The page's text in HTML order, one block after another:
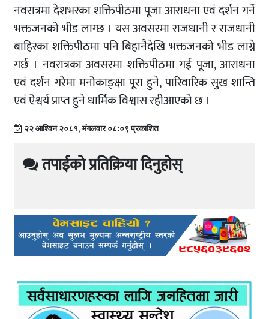
नवरात्रमा देशभरका शक्तिपीठमा पूजा आराधना एवं दर्शन गर्ने
भक्तजनको भीड लाग्छ । यस अवसरमा राजधानी र राजधानी
बाहिरका शक्तिपीठमा पनि बिहानैदेखि भक्तजनको भीड लाग्ने
गर्छ । नवरात्रका अवसरमा शक्तिपीठमा गई पूजा, आराधना
एवं दर्शन गरेमा मनोकाङ्क्षा पूरा हुने, पारिवारिक सुख शान्ति
एवं ऐश्वर्य प्राप्त हुने धार्मिक विश्वास रहीआएको छ ।
२२ आश्विन २०८१, मंगलवार ०८:०९ प्रकाशित
तपाईको प्रतिक्रिया दिनुहोस्